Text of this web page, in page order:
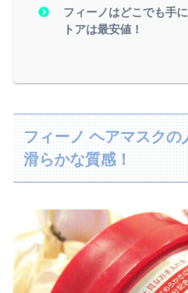
フィーノはどこでも手
トアは最安値！
フィーノ ヘアマスクの
滑らかな質感！